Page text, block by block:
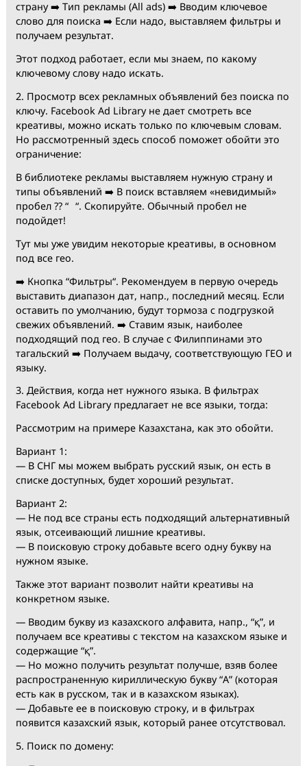
1. По ключевым словам:
Переходим в библиотеку
https://www.facebook.com/ads/library ➡️ Выбираем
страну ➡️ Тип рекламы (All ads) ➡️ Вводим ключевое
слово для поиска ➡️ Если надо, выставляем фильтры
получаем результат.
Этот подход работает, если мы знаем, по какому
ключевому слову надо искать.
2. Просмотр всех рекламных объявлений без
ключу. Facebook Ad Library не дает смотреть все
креативы, можно искать только по ключевым
Но рассмотренный здесь способ поможет обойти
ограничение:
В библиотеке рекламы выставляем нужную страну и
типы объявлений ➡️ В поиск вставляем «невидимый»
пробел ?? “⠀“. Скопируйте. Обычный пробел не
подойдет!
Тут мы уже увидим некоторые креативы, в основном
под все гео.
➡️ Кнопка “Фильтры“. Рекомендуем в первую
выставить диапазон дат, напр., последний месяц.
оставить по умолчанию, будут тормоза с подгрузкой
свежих объявлений. ➡️ Ставим язык, наиболее
тагальский ➡️ Получаем выдачу, соответствующую
языку.
3. Действия, когда нет нужного языка. В фильтрах
Facebook Ad Library предлагает не все языки, тогда:
Рассмотрим на примере Казахстана, как это обойти.
Вариант 1:
— В СНГ мы можем выбрать русский язык, он есть в
списке доступных, будет хороший результат.
Вариант 2:
— Не под все страны есть подходящий
язык, отсеивающий лишние креативы.
— В поисковую строку добавьте всего одну букву на
нужном языке.
Также этот вариант позволит найти креативы на